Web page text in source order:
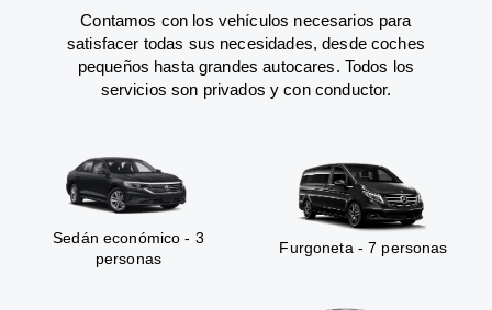
Contamos con los vehículos necesarios para
satisfacer todas sus necesidades, desde coches
pequeños hasta grandes autocares. Todos los
servicios son privados y con conductor.
Sedán económico - 3
personas
Furgoneta - 7 personas